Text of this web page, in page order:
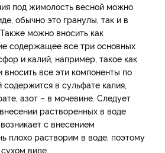
под жимолость весной можно
обычно это гранулы, так и в
можно вносить как
содержащее все три основных
и калий, например, такое как
вносить все эти компоненты по
содержится в сульфате калия,
азот – в мочевине. Следует
растворенных в воде
с внесением
плохо растворим в воде, поэтому
виде.